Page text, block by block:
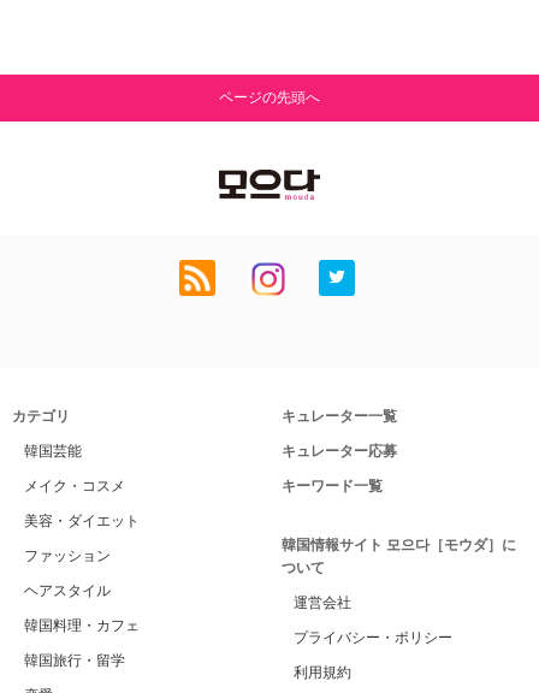
ページの先頭へ
カテゴリ
韓国芸能
メイク・コスメ
美容・ダイエット
ファッション
ヘアスタイル
韓国料理・カフェ
韓国旅行・留学
キュレーター一覧
キュレーター応募
キーワード一覧
韓国情報サイト 모으다［モウダ］に
ついて
運営会社
プライバシー・ポリシー
利用規約